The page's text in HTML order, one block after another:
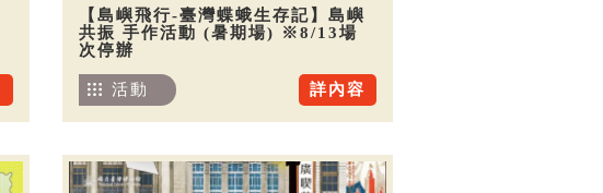
【島嶼飛行-臺灣蝶蛾生存記】島嶼
共振 手作活動 (暑期場) ※8/13場
次停辦
詳內容
活動